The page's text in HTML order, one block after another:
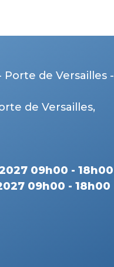
Porte de Versailles -
de Versailles,
09h00 - 18h00
09h00 - 18h00